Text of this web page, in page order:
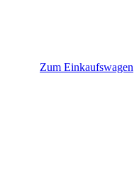
Zum Einkaufswagen